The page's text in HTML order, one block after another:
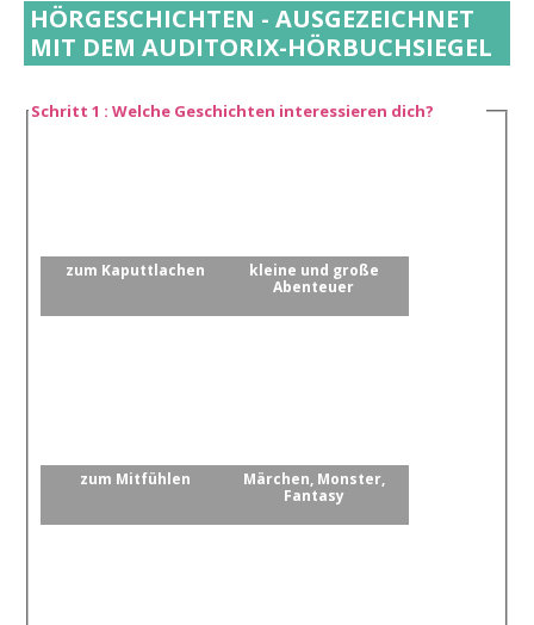
HÖRGESCHICHTEN - AUSGEZEICHNET
MIT DEM AUDITORIX-HÖRBUCHSIEGEL
Schritt 1 : Welche Geschichten interessieren dich?
zum Kaputtlachen
kleine und große
Abenteuer
zum Mitfühlen
Märchen, Monster,
Fantasy